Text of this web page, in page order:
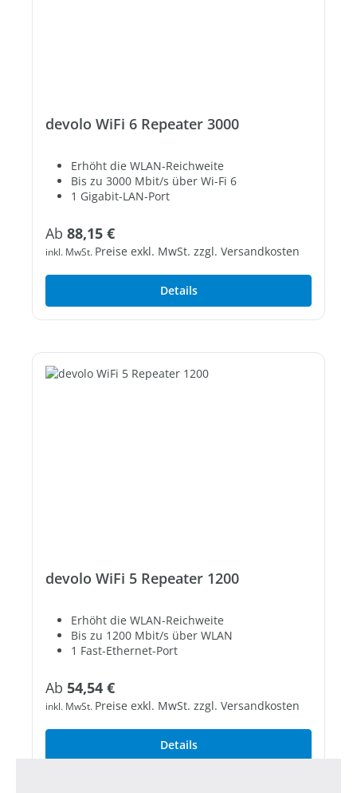
devolo WiFi 6 Repeater 3000
Erhöht die WLAN-Reichweite
Bis zu 3000 Mbit/s über Wi-Fi 6
1 Gigabit-LAN-Port
Regulärer Preis:
Ab 88,15 €
inkl. MwSt. Preise exkl. MwSt. zzgl. Versandkosten
Details
devolo WiFi 5 Repeater 1200
Erhöht die WLAN-Reichweite
Bis zu 1200 Mbit/s über WLAN
1 Fast-Ethernet-Port
Regulärer Preis:
Ab 54,54 €
inkl. MwSt. Preise exkl. MwSt. zzgl. Versandkosten
Details